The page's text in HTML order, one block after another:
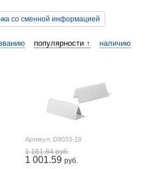
со сменной информацией
популярности ↑ наличию
Артикул: D8033-19
1 161.84 руб.
1 001.59руб.